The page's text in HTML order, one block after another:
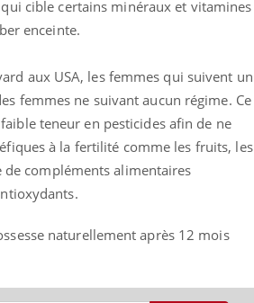
cible certains minéraux et vitamines
enceinte.
aux USA, les femmes qui suivent un
femmes ne suivant aucun régime. Ce
teneur en pesticides afin de ne
à la fertilité comme les fruits, les
de compléments alimentaires
naturellement après 12 mois